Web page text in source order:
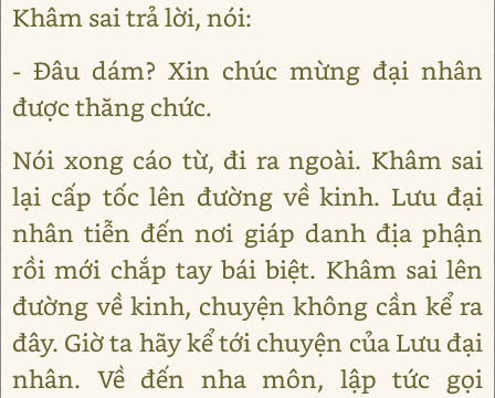
Khâm sai trả lời, nói:
- Đâu dám? Xin chúc mừng đại nhân
được thăng chức.
Nói xong cáo từ, đi ra ngoài. Khâm sai
lại cấp tốc lên đường về kinh. Lưu đại
nhân tiễn đến nơi giáp danh địa phận
rồi mới chắp tay bái biệt. Khâm sai lên
đường về kinh, chuyện không cần kể ra
đây. Giờ ta hãy kể tới chuyện của Lưu đại
nhân. Về đến nha môn, lập tức gọi